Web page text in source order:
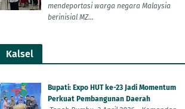
mendeportasi warga negara Malaysia
berinisial MZ...
Kalsel
Bupati: Expo HUT ke-23 Jadi Momentum
Perkuat Pembangunan Daerah